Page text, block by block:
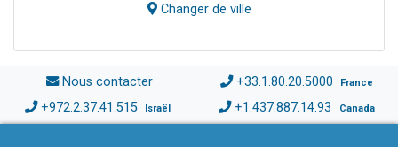
Changer de ville
Nous contacter +33.1.80.20.5000 France
+972.2.37.41.515 Israël +1.437.887.14.93 Canada